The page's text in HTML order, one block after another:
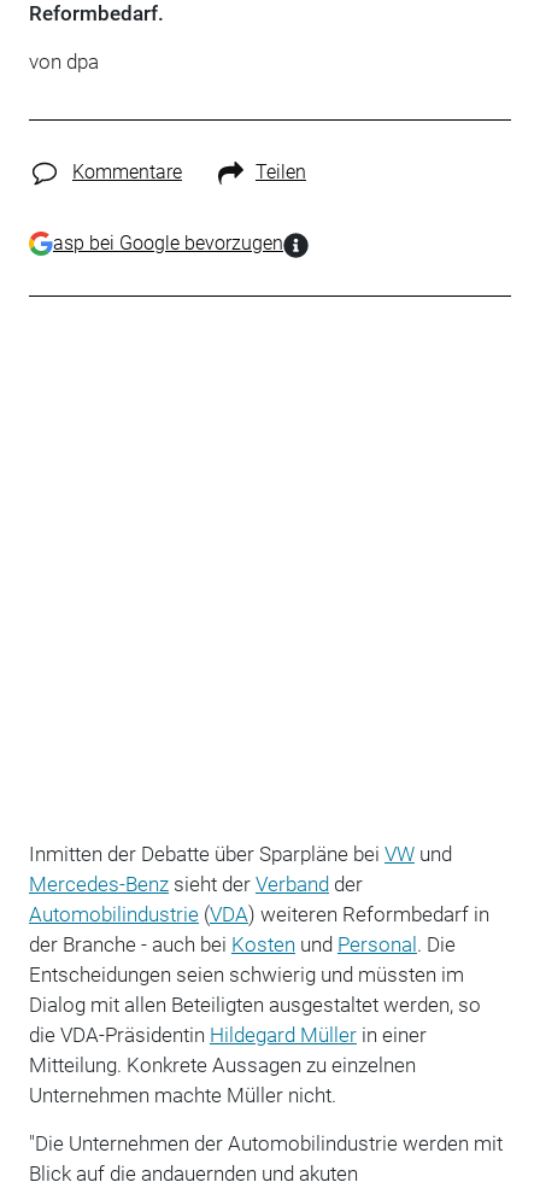
Reformbedarf.
von dpa
Kommentare Teilen
asp bei Google bevorzugen
Inmitten der Debatte über Sparpläne bei VWund
Mercedes-Benzsieht der Verbandder
Automobilindustrie(VDA) weiteren Reformbedarf in
der Branche - auch bei Kosten und Personal. Die
Entscheidungen seien schwierig und müssten im
Dialog mit allen Beteiligten ausgestaltet werden, so
die VDA-Präsidentin Hildegard Müllerin einer
Mitteilung. Konkrete Aussagen zu einzelnen
Unternehmen machte Müller nicht.
"Die Unternehmen der Automobilindustrie werden mit
Blick auf die andauernden und akuten